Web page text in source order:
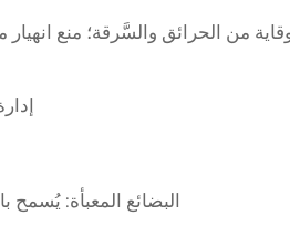
من الحرائق والسَّرقة؛ منع
البضائع المعبأة: